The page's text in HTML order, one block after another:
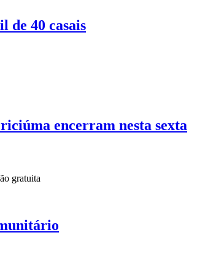
de 40 casais
encerram nesta sexta
gratuita